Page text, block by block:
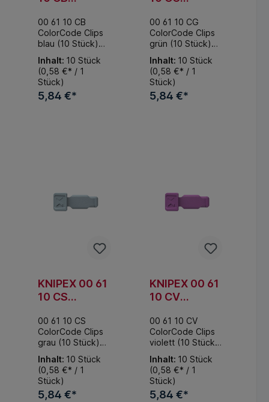
Clips blau (10
Stück) 21 mm
00 61 10 CB
ColorCode Clips
blau (10 Stück)
zur persönlichen
Kennzeichnung.
Für alle
Werkzeuge mit
Inhalt: 10 Stück
(0,58 €* / 1
Stück)
5,84 €*
Clips grün (10
Stück) 21 mm
00 61 10 CG
ColorCode Clips
grün (10 Stück)
zur persönlichen
Kennzeichnung.
Für alle
Werkzeuge mit
Inhalt: 10 Stück
(0,58 €* / 1
Stück)
5,84 €*
KNIPEX 00 61
10 CS
Clips grau (10
Stück) 21 mm
00 61 10 CS
ColorCode Clips
grau (10 Stück)
zur persönlichen
Kennzeichnung.
Für alle
Werkzeuge mit
Inhalt: 10 Stück
(0,58 €* / 1
Stück)
5,84 €*
KNIPEX 00 61
10 CV
Clips violett
(10 Stück) 21
mm
00 61 10 CV
ColorCode Clips
violett (10 Stück)
zur persönlichen
Kennzeichnung.
Für alle
Werkzeuge mit
Inhalt: 10 Stück
(0,58 €* / 1
Stück)
5,84 €*